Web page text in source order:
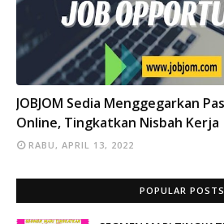
INFO
JOBJOM Sedia Menggegarkan
Online, Tingkatkan Nisbah Kerja
RABU, APRIL 13, 2022
POPULAR POSTS